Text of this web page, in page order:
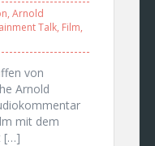
, Arnold
Talk, Film,
von
Arnold
mit dem
[…]